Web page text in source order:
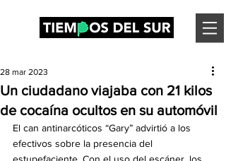
Un ciudadano viajaba con 21 kilos
de cocaína ocultos en su automóvil
28 mar 2023
El can antinarcóticos “Gary” advirtió a los
efectivos sobre la presencia del